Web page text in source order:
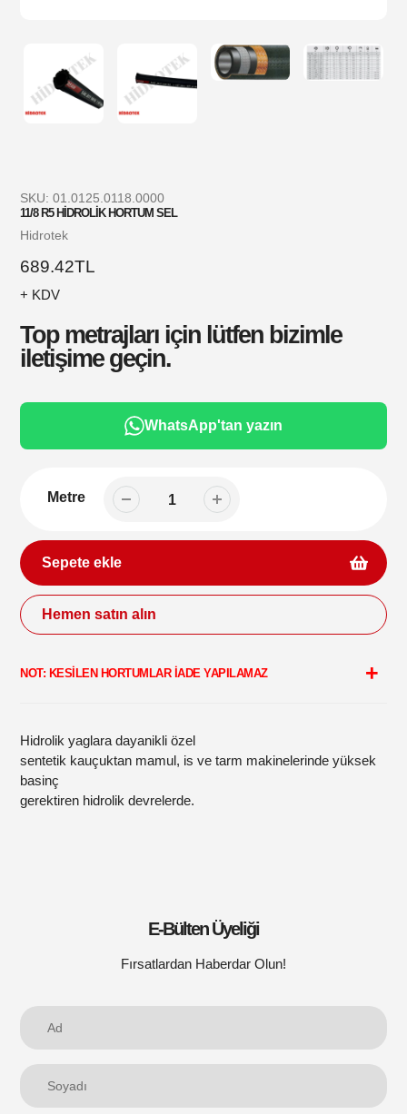
SKU: 01.0125.0118.0000
11/8 R5 HİDROLİK HORTUM SEL
Satıcı
Hidrotek
Normal
fiyat
689.42TL
+ KDV
Top metrajları için lütfen bizimle
iletişime geçin.
WhatsApp'tan yazın
Metre
Sepete ekle
Hemen satın alın
ürün
NOT: KESİLEN HORTUMLAR İADE YAPILAMAZ
Hidrolik yaglara dayanikli özel
sentetik kauçuktan mamul, is ve tarm makinelerinde yüksek
basinç
gerektiren hidrolik devrelerde.
E-Bülten Üyeliği
Fırsatlardan Haberdar Olun!